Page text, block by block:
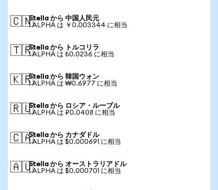
🇨🇳Stella から 中国人民元
1 ALPHA は ￥0.003344 に相当
🇹🇷Stella から トルコリラ
1 ALPHA は ₺0.0236 に相当
🇰🇷Stella から 韓国ウォン
1 ALPHA は ₩0.6977 に相当
🇷🇺Stella から ロシア・ルーブル
1 ALPHA は ₽0.0408 に相当
🇨🇦Stella から カナダドル
1 ALPHA は $0.000691 に相当
🇦🇺Stella から オーストラリアドル
1 ALPHA は $0.000701 に相当